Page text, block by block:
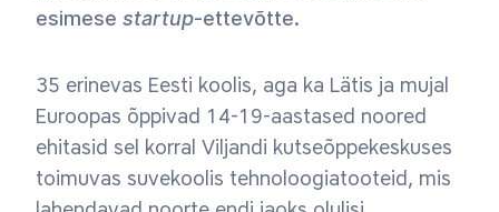
esimese startup-ettevõtte.
35 erinevas Eesti koolis, aga ka Lätis ja mujal
Euroopas õppivad 14-19-aastased noored
ehitasid sel korral Viljandi kutseõppekeskuses
toimuvas suvekoolis tehnoloogiatooteid, mis